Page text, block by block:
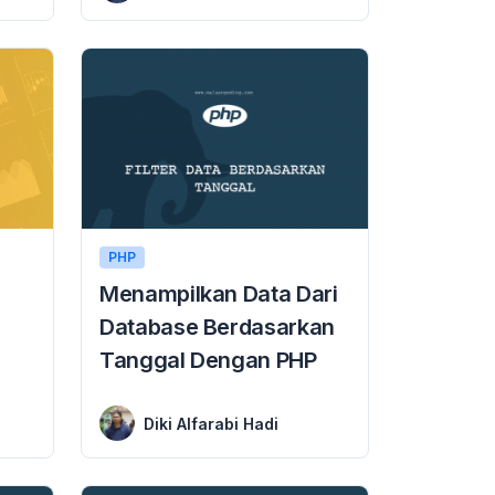
PHP
Menampilkan Data Dari
Database Berdasarkan
Tanggal Dengan PHP
Diki Alfarabi Hadi